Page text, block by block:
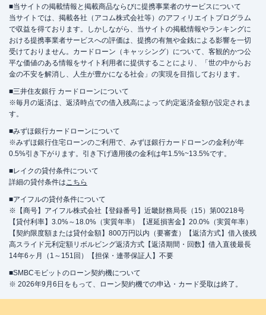
■当サイトの掲載情報と掲載商品ならびに提携事業者のサービスについて
当サイトでは、掲載各社（アコム株式会社等）のアフィリエイトプログラム
で収益を得ております。しかしながら、当サイトの掲載情報やランキングに
おける提携事業者サービスへの評価は、提携の有無や金銭による影響を一切
受けておりません。カードローン（キャッシング）について、客観的かつ公
平な価値のある情報をサイト利用者に提供することにより、「世の中からお
金の不安を解消し、人生が豊かになる社会」の実現を目指しております。
■三井住友銀行 カードローンについて
※毎月の返済は、返済時点での借入残高によって約定返済金額が設定されま
す。
■みずほ銀行カードローンについて
※みずほ銀行住宅ローンのご利用で、みずほ銀行カードローンの金利が年
0.5%引き下がります。引き下げ適用後の金利は年1.5%~13.5%です。
■レイクの貸付条件について
詳細の貸付条件はこちら
■アイフルの貸付条件について
※【商号】アイフル株式会社【登録番号】近畿財務局長（15）第00218号
【貸付利率】3.0%～18.0%（実質年率）【遅延損害金】20.0%（実質年率）
【契約限度額または貸付金額】800万円以内（要審査）【返済方式】借入後残
高スライド元利定額リボルビング返済方式【返済期間・回数】借入直後最長
14年6ヶ月（1～151回）【担保・連帯保証人】不要
■SMBCモビットのローン契約機について
※ 2026年9月6日をもって、ローン契約機での申込・カード受取は終了。